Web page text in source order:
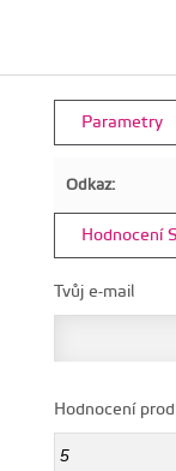
Parametry
Odkaz:
Hodnocení
Tvůj e-mail
Hodnocení